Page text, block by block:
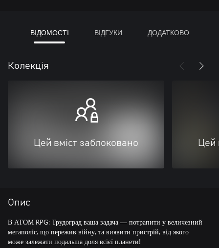
ВІДОМОСТІ ВІДГУКИ ДОДАТКОВО
Колекція
Цей вміст заблоковано Цей
Опис
В АТОМ RPG: Трудоград ваша задача — потрапити у величезний
мегаполіс, що пережив війну, та виявити пристрій, від якого
може залежати подальша доля всієї планети!